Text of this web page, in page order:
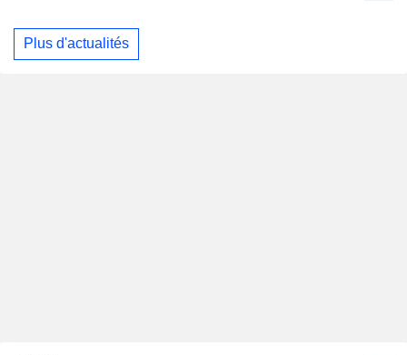
Plus d'actualités